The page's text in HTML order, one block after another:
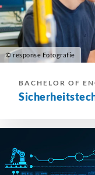
© response Fotografie
BACHELOR OF